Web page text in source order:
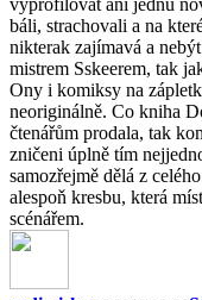
vyprofilovat ani jednu
báli, strachovali a na
nikterak zajímavá a
mistrem Sskeerem, tak
Ony i komiksy na
neoriginálně. Co kniha
čtenářům prodala, tak
zničeni úplně tím
samozřejmě dělá z
alespoň kresbu, která
scénářem.